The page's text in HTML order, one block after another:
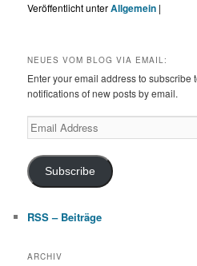
Veröffentlicht unterAllgemein |
NEUES VOM BLOG VIA EMAIL:
Enter your email address to subscribe
notifications of new posts by email.
Email
Address
Subscribe
RSS – Beiträge
ARCHIV